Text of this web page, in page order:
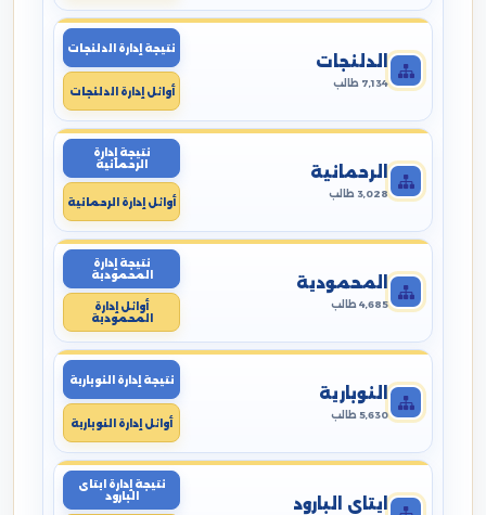
الدلنجات
7,134 طالب
نتيجة إدارة الدلنجات
أوائل إدارة الدلنجات
الرحمانية
3,028 طالب
نتيجة إدارة
الرحمانية
أوائل إدارة الرحمانية
المحمودية
4,685 طالب
نتيجة إدارة
المحمودية
أوائل إدارة
المحمودية
النوبارية
5,630 طالب
نتيجة إدارة النوبارية
أوائل إدارة النوبارية
ايتاى البارود
نتيجة إدارة ايتاى
البارود